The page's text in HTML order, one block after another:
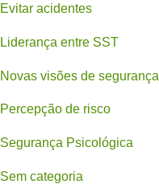
Evitar acidentes
Liderança entre SST
Novas visões de segurança
Percepção de risco
Segurança Psicológica
Sem categoria